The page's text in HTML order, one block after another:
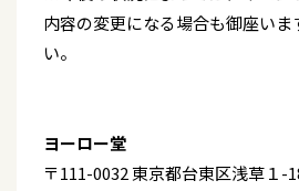
内容の変更になる場合も御座いま
い。
ヨーロー堂
〒111-0032 東京都台東区浅草１-